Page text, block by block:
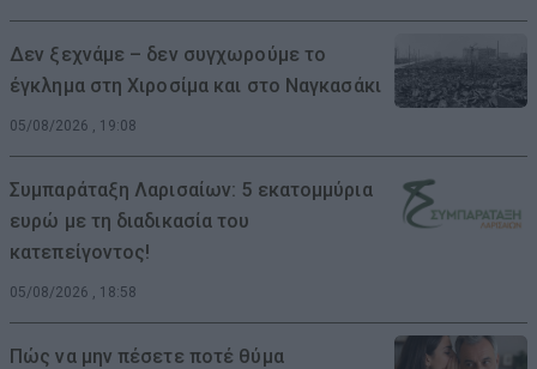
Δεν ξεχνάμε – δεν συγχωρούμε το
έγκλημα στη Χιροσίμα και στο Ναγκασάκι
05/08/2026 , 19:08
Συμπαράταξη Λαρισαίων: 5 εκατομμύρια
ευρώ με τη διαδικασία του
κατεπείγοντος!
05/08/2026 , 18:58
Πώς να μην πέσετε ποτέ θύμα